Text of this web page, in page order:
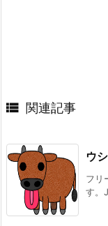
 関連記事
ウ
フリ
す。